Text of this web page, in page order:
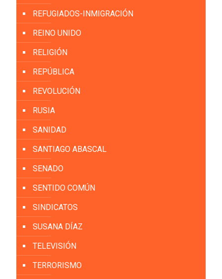
REFUGIADOS-INMIGRACIÓN
REINO UNIDO
RELIGIÓN
REPÚBLICA
REVOLUCIÓN
RUSIA
SANIDAD
SANTIAGO ABASCAL
SENADO
SENTIDO COMÚN
SINDICATOS
SUSANA DÍAZ
TELEVISIÓN
TERRORISMO